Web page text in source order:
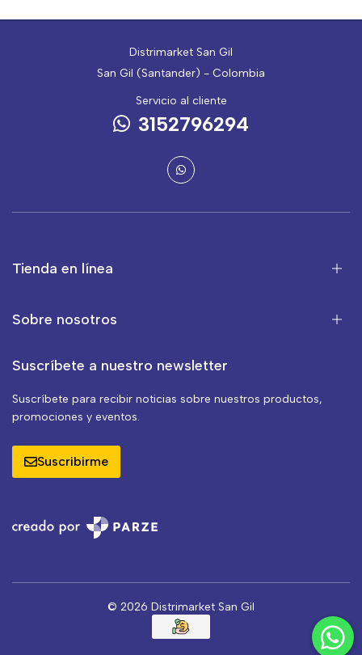
Distrimarket San Gil
San Gil (Santander) - Colombia
Servicio al cliente
3152796294
Tienda en línea
Sobre nosotros
Suscríbete a nuestro newsletter
Suscríbete para recibir noticias sobre nuestros productos,
promociones y eventos.
Suscribirme
© 2026 Distrimarket San Gil